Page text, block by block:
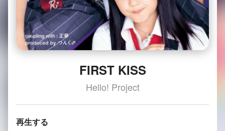
FIRST KISS
Hello! Project
再生する